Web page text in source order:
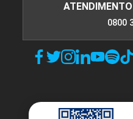
0800